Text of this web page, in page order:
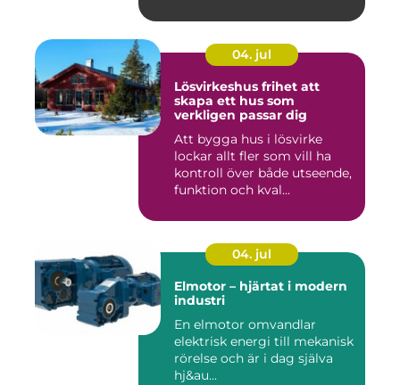
04. jul
Lösvirkeshus frihet att
skapa ett hus som
verkligen passar dig
Att bygga hus i lösvirke
lockar allt fler som vill ha
kontroll över både utseende,
funktion och kval...
04. jul
Elmotor – hjärtat i modern
industri
En elmotor omvandlar
elektrisk energi till mekanisk
rörelse och är i dag själva
hj&au...